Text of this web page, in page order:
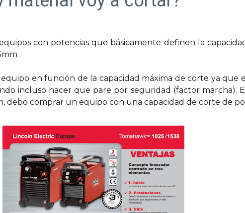
con potencias que básicamente definen la
en función de la capacidad máxima de corte ya que
incluso hacer que pare por seguridad (factor marcha).
debo comprar un equipo con una capacidad de corte de